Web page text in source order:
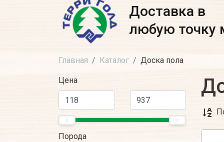
Доставка в
любую точку
Главная Каталог Доска пола
Цена
Порода